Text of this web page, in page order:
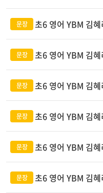
초6 영어 YBM 김
초6 영어 YBM 김
초6 영어 YBM 김
초6 영어 YBM 김
초6 영어 YBM 김
초6 영어 YBM 김